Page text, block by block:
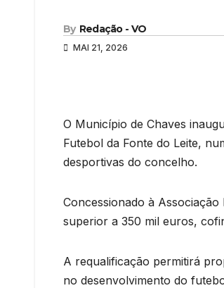
By Redação - VO
MAI 21, 2026
O Município de Chaves
Futebol da Fonte do Leite,
desportivas do concelho.
Concessionado à
superior a 350 mil euros,
A requalificação permitirá
no desenvolvimento do